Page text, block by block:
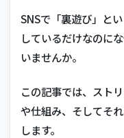
SNSで「裏遊び」と
しているだけなのに
いませんか。
この記事では、スト
や仕組み、そしてそ
します。